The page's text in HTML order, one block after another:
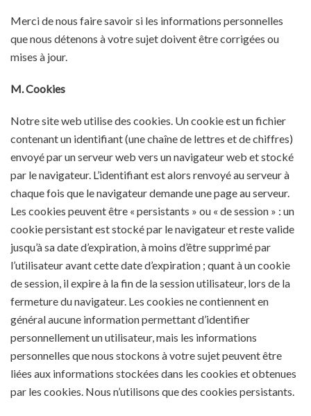
Merci de nous faire savoir si les informations personnelles
que nous détenons à votre sujet doivent être corrigées ou
mises à jour.
M. Cookies
Notre site web utilise des cookies. Un cookie est un fichier
contenant un identifiant (une chaîne de lettres et de chiffres)
envoyé par un serveur web vers un navigateur web et stocké
par le navigateur. L’identifiant est alors renvoyé au serveur à
chaque fois que le navigateur demande une page au serveur.
Les cookies peuvent être « persistants » ou « de session » : un
cookie persistant est stocké par le navigateur et reste valide
jusqu’à sa date d’expiration, à moins d’être supprimé par
l’utilisateur avant cette date d’expiration ; quant à un cookie
de session, il expire à la fin de la session utilisateur, lors de la
fermeture du navigateur. Les cookies ne contiennent en
général aucune information permettant d’identifier
personnellement un utilisateur, mais les informations
personnelles que nous stockons à votre sujet peuvent être
liées aux informations stockées dans les cookies et obtenues
par les cookies. Nous n’utilisons que des cookies persistants.